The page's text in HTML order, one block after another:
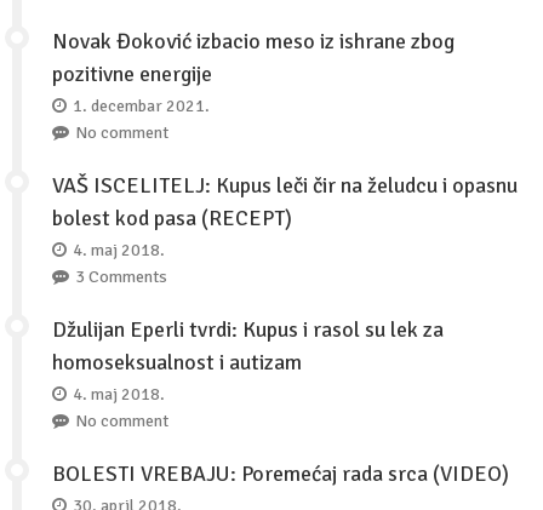
Novak Đoković izbacio meso iz ishrane zbog
pozitivne energije
1. decembar 2021.
No comment
VAŠ ISCELITELJ: Kupus leči čir na želudcu i opasnu
bolest kod pasa (RECEPT)
4. maj 2018.
3 Comments
Džulijan Eperli tvrdi: Kupus i rasol su lek za
homoseksualnost i autizam
4. maj 2018.
No comment
BOLESTI VREBAJU: Poremećaj rada srca (VIDEO)